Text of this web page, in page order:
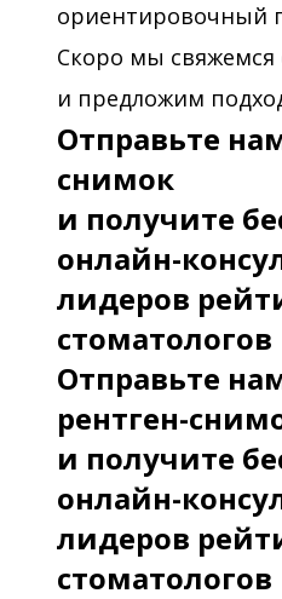
ориентировочный
Скоро мы свяжемся
и предложим
Отправьте
снимок
и получите
онлайн-
лидеров
стоматологов
Отправьте
рентген-
и получите
онлайн-
лидеров
стоматологов